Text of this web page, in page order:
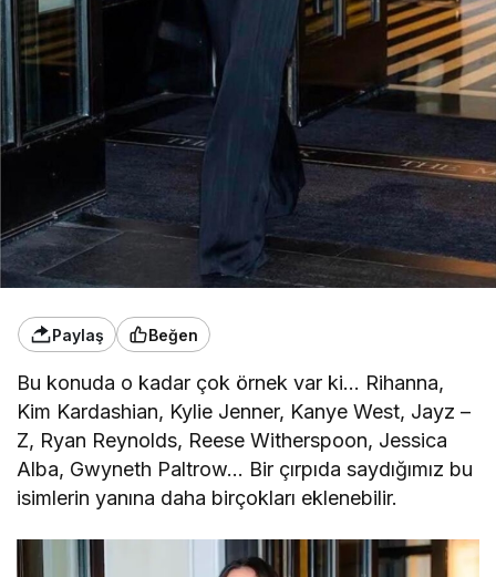
Paylaş Beğen
Bu konuda o kadar çok örnek var ki… Rihanna,
Kim Kardashian, Kylie Jenner, Kanye West, Jayz –
Z, Ryan Reynolds, Reese Witherspoon, Jessica
Alba, Gwyneth Paltrow… Bir çırpıda saydığımız bu
isimlerin yanına daha birçokları eklenebilir.